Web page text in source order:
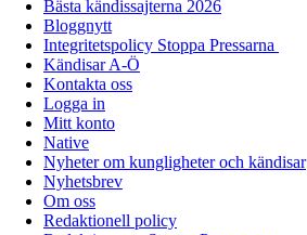
Bästa kändissajterna 2026
Bloggnytt
Integritetspolicy Stoppa Pressarna
Kändisar A-Ö
Kontakta oss
Logga in
Mitt konto
Native
Nyheter om kungligheter och kändisar
Nyhetsbrev
Om oss
Redaktionell policy